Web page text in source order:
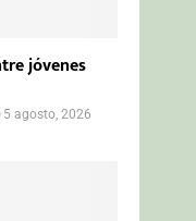
jóvenes
5 agosto, 2026